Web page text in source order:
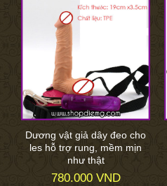
Dương vật giả dây đeo cho
les hỗ trợ rung, mềm mịn
như thật
780.000 VND